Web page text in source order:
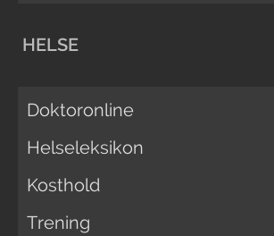
HELSE
Doktoronline
Helseleksikon
Kosthold
Trening